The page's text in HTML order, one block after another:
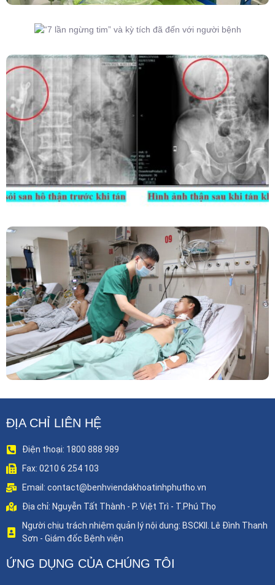
Người Bệnh
Kết Hợp Tán Sỏi Qua Da Và Tán Sỏi Nội Soi
Ống Mềm – Kỹ Thuật Cao Loại Bỏ Triệt Để Sỏi
San Hô Thận
Phẫu Thuật Nội Soi Thay Van Tim – Bước Tiến
Vững Chắc Của Khoa Phẫu Thuật Tim Mạch
Lồng Ngực BVĐK Tỉnh Phú Thọ
ĐỊA CHỈ LIÊN HỆ
Điện thoại: 1800 888 989
Fax: 0210 6 254 103
Email: contact@benhviendakhoatinhphutho.vn
Địa chỉ: Nguyễn Tất Thành - P. Việt Trì - T.Phú Thọ
Người chịu trách nhiệm quản lý nội dung: BSCKII. Lê Đình Thanh
Sơn - Giám đốc Bệnh viện
ỨNG DỤNG CỦA CHÚNG TÔI